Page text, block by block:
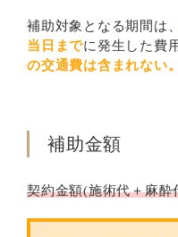
補助対象となる期間は
当日までに発生した費
の交通費は含まれない
補助金額
契約金額(施術代＋麻酔